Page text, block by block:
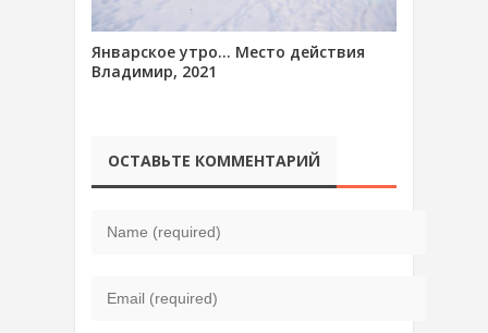
Январское утро… Место действия
Владимир, 2021
ОСТАВЬТЕ КОММЕНТАРИЙ